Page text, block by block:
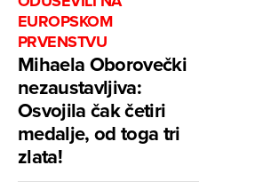
EUROPSKOM
PRVENSTVU
Mihaela Oborovečki
nezaustavljiva:
Osvojila čak četiri
medalje, od toga tri
zlata!